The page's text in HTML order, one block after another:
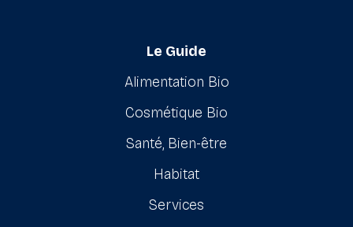
Le Guide
Alimentation Bio
Cosmétique Bio
Santé, Bien-être
Habitat
Services